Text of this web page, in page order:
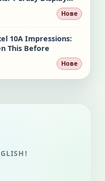
Нове
10A Impressions:
This Before
Нове